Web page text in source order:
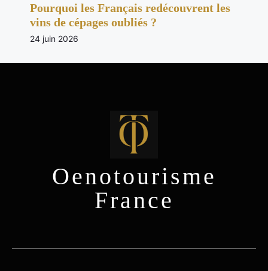
Pourquoi les Français redécouvrent les
vins de cépages oubliés ?
24 juin 2026
Oenotourisme
France